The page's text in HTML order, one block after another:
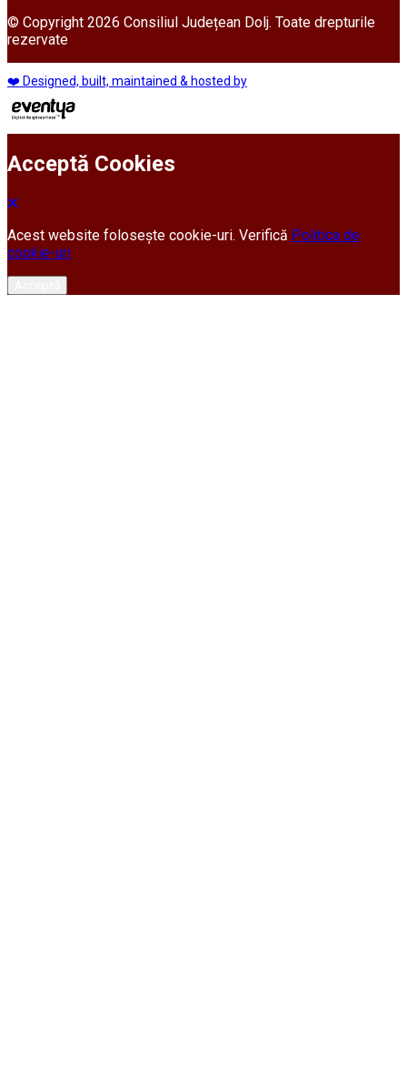
© Copyright 2026 Consiliul Județean Dolj. Toate drepturile
rezervate
❤️ Designed, built, maintained & hosted by
Acceptă Cookies
Acest website folosește cookie-uri. Verifică Politica de
cookie-uri